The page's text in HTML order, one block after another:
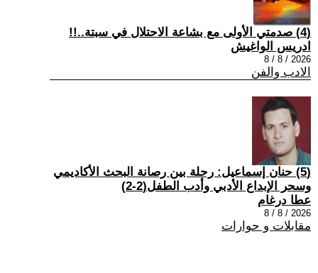
(4) صدمتي الأولى مع بشاعة الاحتلال في سبتة..!!
ادريس الواغيش
2026 / 8 / 8
الادب والفن
(5) حنان إسماعيل: رحلة بين رصانة البحث الأكاديمي
وسحر الإبداع الأدبي وأدب الطفل(2-2)
عطا درغام
2026 / 8 / 8
مقابلات و حوارات